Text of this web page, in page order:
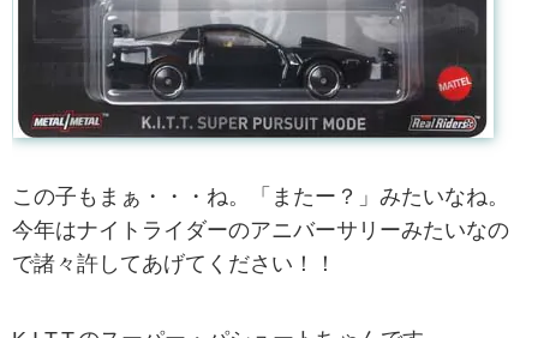
この子もまぁ・・・ね。「またー？」みたいなね。
今年はナイトライダーのアニバーサリーみたいなの
で諸々許してあげてください！！